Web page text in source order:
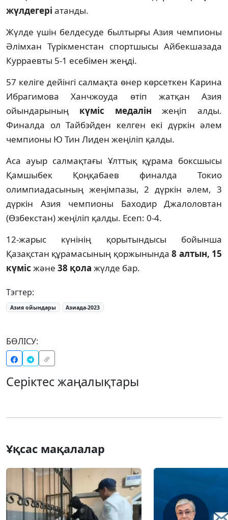
жүлдегері атанды.
Жүлде үшін белдесуде былтырғы Азия чемпионы
Әлімхан Түрікменстан спортшысы Айбекшазада
Курраевты 5-1 есебімен жеңді.
57 келіге дейінгі салмақта өнер көрсеткен Карина
Ибрагимова Ханчжоуда өтіп жатқан Азия
ойындарының күміс медалінжеңіп алды.
Финалда ол Тайбэйден келген екі дүркін әлем
чемпионы Ю Тин Лиден жеңіліп қалды.
Аса ауыр салмақтағы Ұлттық құрама боксшысы
Қамшыбек Қоңқабаев финалда Токио
олимпиадасының жеңімпазы, 2 дүркін әлем, 3
дүркін Азия чемпионы Баходир Джалоловтан
(Өзбекстан) жеңіліп қалды. Есеп: 0-4.
12-жарыс күнінің қорытындысы бойынша
Қазақстан құрамасының қоржынында8 алтын, 15
күміс және 38 қола жүлде бар.
Тэгтер:
Азия ойындары Азиада-2023
БӨЛІСУ:
Серіктес жаңалықтары
Ұқсас мақалалар